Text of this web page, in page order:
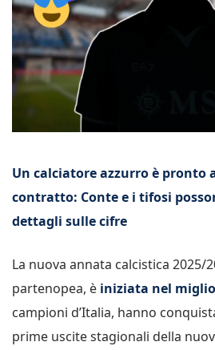
Un calciatore azzurro è pronto
contratto: Conte e i tifosi
dettagli sulle cifre
La nuova annata calcistica 2025/
partenopea, è iniziata nel
campioni d’Italia, hanno
prime uscite stagionali della